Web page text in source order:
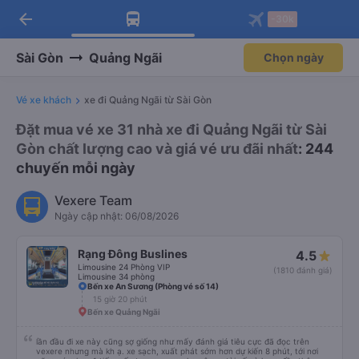
Tải app Vexere ngay!
Nhận ưu đãi thành viên độc
Mở app
Tải app Vexere
-30k/ghế khi đặt vé máy bay qua
Mở app
arrow_back
Sài Gòn Quảng Ngãi Chọn ngày
Vé xe khách xe đi Quảng Ngãi từ Sài Gòn
Đặt mua vé xe 31 nhà xe đi Quảng Ngãi từ Sài
Gòn chất lượng cao và giá vé ưu đãi nhất: 244
chuyến mỗi ngày
Vexere Team
Ngày cập nhật: 06/08/2026
Rạng Đông Buslines
Limousine 24 Phòng VIP
Limousine 34 phòng
4.5
(1810 đánh giá)
Bến xe An Sương (Phòng vé số 14)
15 giờ 20 phút
Bến xe Quảng Ngãi
lần đầu đi xe này cũng sợ giống như mấy đánh giá tiêu cực đã đọc trên
vexere nhưng mà kh ạ. xe sạch, xuất phát sớm hơn dự kiến 8 phút, tới nơi